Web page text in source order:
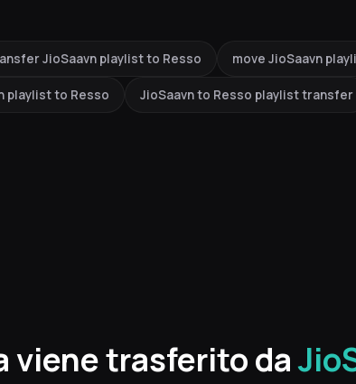
JioSaavn playlist to Resso move JioSaavn
playlist to Resso JioSaavn to Resso playlist transfer
viene trasferito da